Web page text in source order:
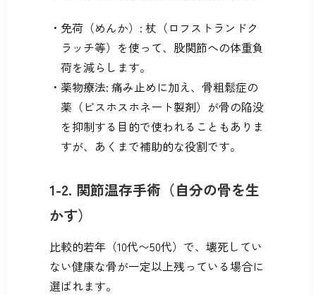
免荷（めんか）: 杖（ロフストランドク
ラッチ等）を使って、股関節への体重負
荷を減らします。
薬物療法: 痛み止めに加え、骨粗鬆症の
薬（ビスホスホネート製剤）が骨の陥没
を抑制する目的で使われることもありま
すが、あくまで補助的な役割です。
1-2. 関節温存手術（自分の骨を生
かす）
比較的若年（10代〜50代）で、壊死してい
ない健康な骨が一定以上残っている場合に
選ばれます。